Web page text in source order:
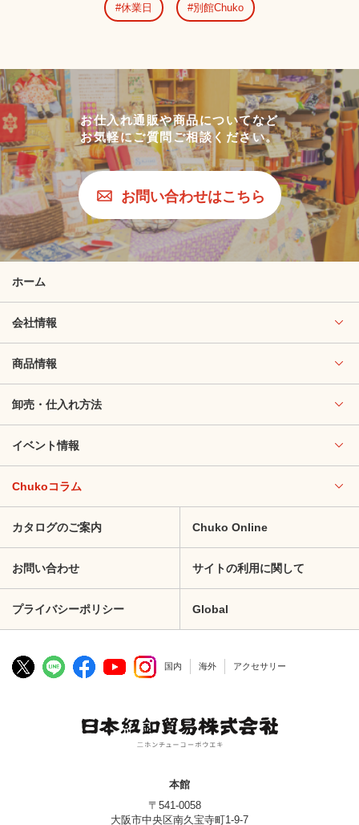
休業日 別館Chuko
お仕入れ通販や商品についてなど
お気軽にご質問ご相談ください。
お問い合わせはこちら
ホーム
会社情報
商品情報
卸売・仕入れ方法
イベント情報
Chukoコラム
カタログのご案内 Chuko Online
お問い合わせ サイトの利用に関して
プライバシーポリシー Global
国内 海外 アクセサリー
本館
〒541-0058
大阪市中央区南久宝寺町1-9-7